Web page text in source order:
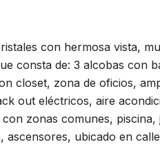
con hermosa vista,
consta de: 3 alcobas con
closet, zona de oficios,
out eléctricos, aire
zonas comunes,
ubicado en